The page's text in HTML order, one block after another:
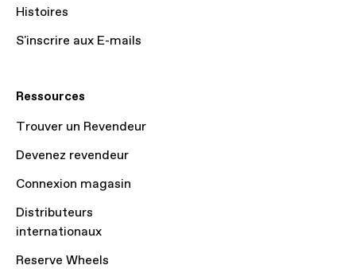
Histoires
S'inscrire aux E-mails
Ressources
Trouver un Revendeur
Devenez revendeur
Connexion magasin
Distributeurs
internationaux
Reserve Wheels